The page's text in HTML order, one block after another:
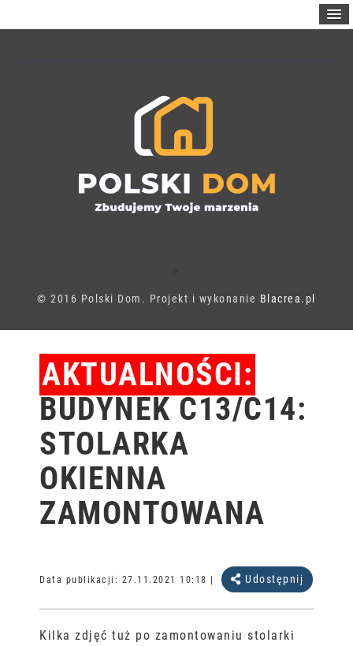
© 2016 Polski Dom. Projekt i wykonanie Blacrea.pl
AKTUALNOŚCI:
BUDYNEK C13/C14:
STOLARKA
OKIENNA
ZAMONTOWANA
Data publikacji: 27.11.2021 10:18 Udostępnij
Kilka zdjęć tuż po zamontowaniu stolarki